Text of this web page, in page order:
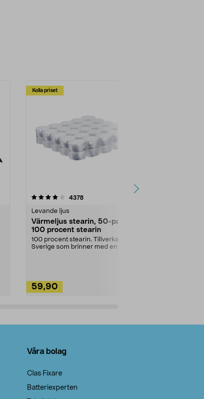
Kolla priset
4378recensioner
Levande ljus
Värmeljus stearin, 50-pack,
100 procent stearin
100 procent stearin. Tillverkade i
Sverige som brinner med en
59,90
4.5av 5 stjärnor
Våra bolag
Clas Fixare
Batteriexperten